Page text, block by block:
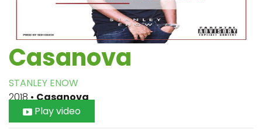
Casanova
STANLEY ENOW
2018•Casanova
Play video